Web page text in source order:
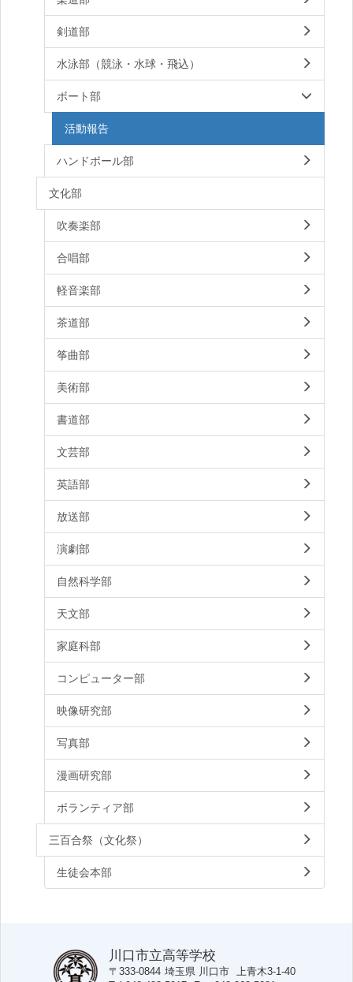
剣道部
水泳部（競泳・水球・飛込）
ボート部
活動報告
ハンドボール部
文化部
吹奏楽部
合唱部
軽音楽部
茶道部
筝曲部
美術部
書道部
文芸部
英語部
放送部
演劇部
自然科学部
天文部
家庭科部
コンピューター部
映像研究部
写真部
漫画研究部
ボランティア部
三百合祭（文化祭）
生徒会本部
川口市立高等学校
〒333-0844 埼玉県 川口市 上青木3-1-40